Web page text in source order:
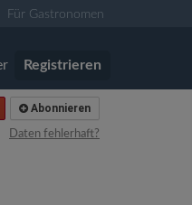
Für Gastronomen
Registrieren
Abonnieren
Daten fehlerhaft?